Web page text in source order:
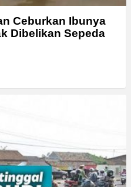
Ceburkan Ibunya
Dibelikan Sepeda